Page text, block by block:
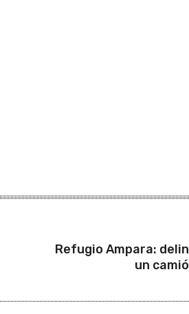
Refugio Ampara:
un